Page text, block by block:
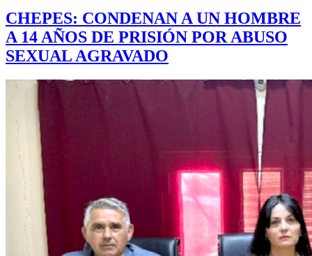
CHEPES: CONDENAN A UN HOMBRE
A 14 AÑOS DE PRISIÓN POR ABUSO
SEXUAL AGRAVADO